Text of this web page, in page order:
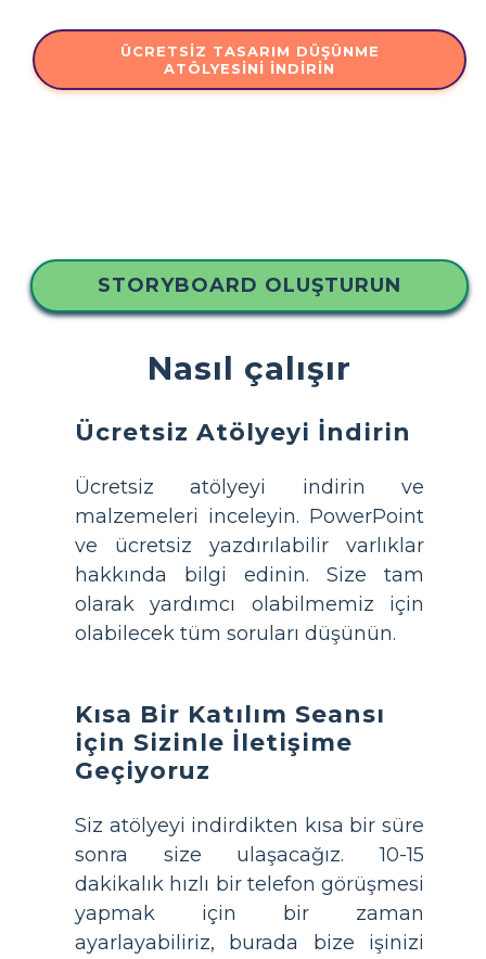
ÜCRETSIZ TASARIM DÜŞÜNME
ATÖLYESINI İNDIRIN
STORYBOARD OLUŞTURUN
Nasıl çalışır
Ücretsiz Atölyeyi İndirin
Ücretsiz atölyeyi indirin ve
malzemeleri inceleyin. PowerPoint
ve ücretsiz yazdırılabilir varlıklar
hakkında bilgi edinin. Size tam
olarak yardımcı olabilmemiz için
olabilecek tüm soruları düşünün.
Kısa Bir Katılım Seansı
için Sizinle İletişime
Geçiyoruz
Siz atölyeyi indirdikten kısa bir süre
sonra size ulaşacağız. 10-15
dakikalık hızlı bir telefon görüşmesi
yapmak için bir zaman
ayarlayabiliriz, burada bize işinizi